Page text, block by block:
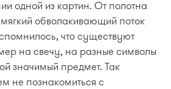
одной из картин. От полотна
обволакивающий поток
что существуют
на свечу, на разные символы
значимый предмет. Так
не познакомиться с